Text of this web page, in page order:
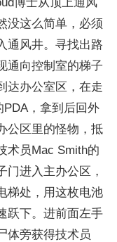
没这么简单，必须
通风井。寻找出路
通向控制室的梯子
达办公室区，在走
，拿到后回外
公区里的怪物，抵
术员Mac Smith的
门进入主办公区，
梯处，用这枚电池
跃下。进前面左手
体旁获得技术员